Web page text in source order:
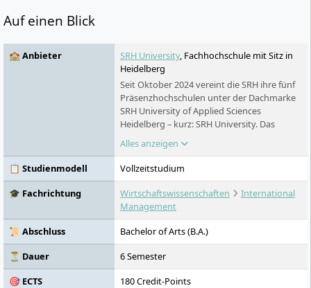
Auf einen Blick
🏫 Anbieter SRH University, Fachhochschule mit Sitz in
Heidelberg
Seit Oktober 2024 vereint die SRH ihre fünf
Präsenzhochschulen unter der Dachmarke
SRH University of Applied Sciences
Heidelberg – kurz: SRH University. Das
Ergebnis: eine der größten privaten
Hochschulen Deutschlands mit 18
Studienstandorten, über 200 Bachelor-,
preisgekrönten CORE-Lehrkonzept.
Studieren ohne NC, in kleinen Gruppen,
praxisnah – auf Deutsch und auf Englisch.
Alles anzeigen
📋 Studienmodell
Vollzeitstudium
🎓 Fachrichtung
Wirtschaftswissenschaften
International
Management
📜 Abschluss
Bachelor of Arts (B.A.)
⏳ Dauer
6 Semester
🎯 ECTS
180 Credit-Points